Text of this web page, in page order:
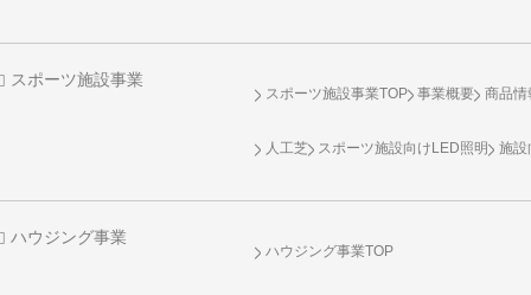
スポーツ施設事業
スポーツ施設事業TOP 事業概要 商品情
人工芝 スポーツ施設向け LED照明 施設
ハウジング事業
ハウジング事業TOP